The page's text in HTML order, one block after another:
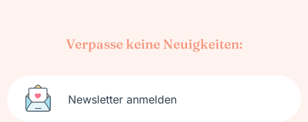
Verpasse keine Neuigkeiten:
Newsletter anmelden